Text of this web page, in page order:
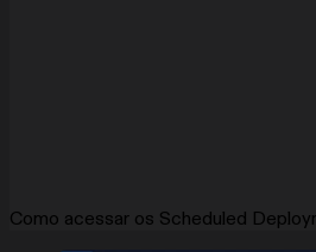
Como acessar os Scheduled